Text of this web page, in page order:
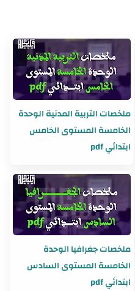
ملخصات التربية المدنية الوحدة
الخامسة المستوى الخامس
ابتدائي pdf
ملخصات جغرافيا الوحدة
الخامسة المستوى السادس
ابتدائي pdf